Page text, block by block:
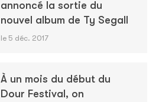
annoncé la sortie du
nouvel album de Ty Segall
le 5 déc. 2017
À un mois du début du
Dour Festival, on